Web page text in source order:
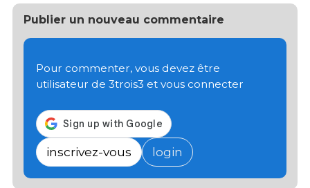
Publier un nouveau commentaire
Pour commenter, vous devez être
utilisateur de 3trois3 et vous connecter
inscrivez-vous login